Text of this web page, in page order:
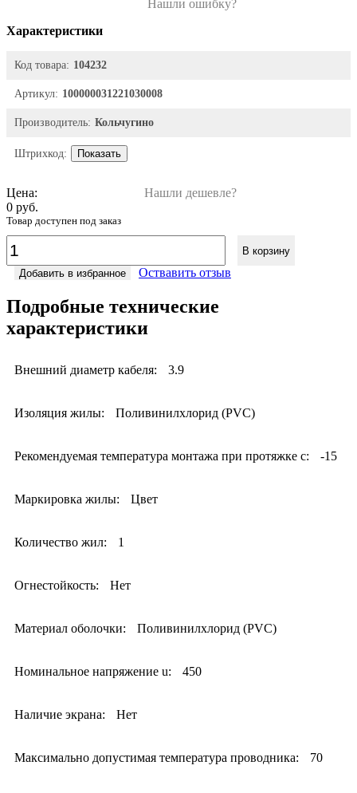
Нашли ошибку?
Характеристики
Код товара: 104232
Артикул: 100000031221030008
Производитель: Кольчугино
Штрихкод: Показать
Цена:
Нашли дешевле?
0 руб.
Товар доступен под заказ
В корзину
Добавить в избранное
Оствавить отзыв
Подробные технические
характеристики
Внешний диаметр кабеля: 3.9
Изоляция жилы: Поливинилхлорид (PVC)
Рекомендуемая температура монтажа при протяжке с: -15
Маркировка жилы: Цвет
Количество жил: 1
Огнестойкость: Нет
Материал оболочки: Поливинилхлорид (PVC)
Номинальное напряжение u: 450
Наличие экрана: Нет
Максимально допустимая температура проводника: 70